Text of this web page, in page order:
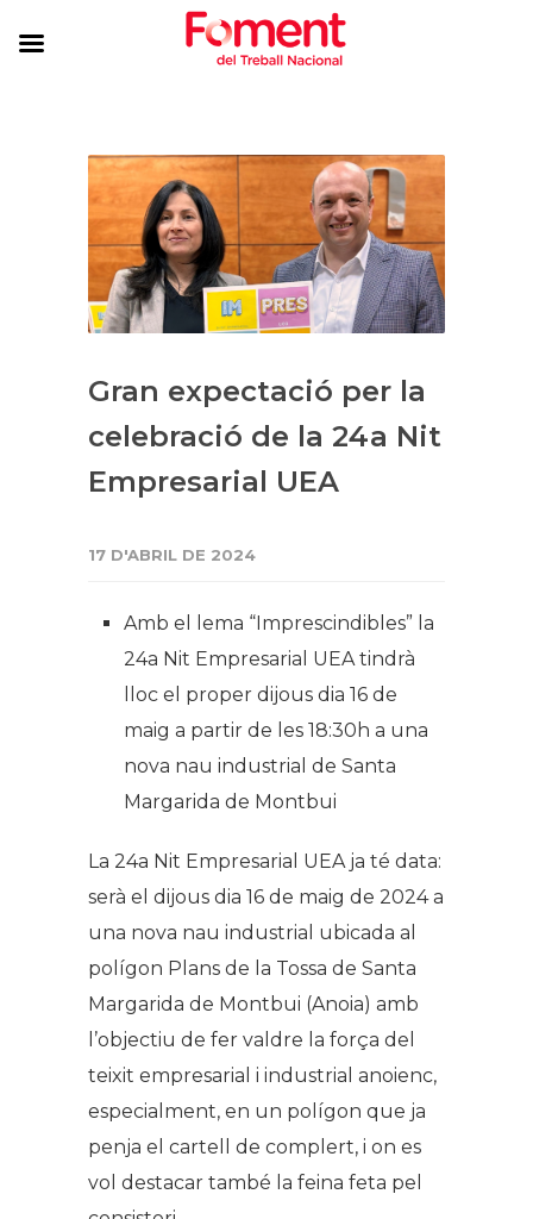
Gran expectació per la
celebració de la 24a Nit
Empresarial UEA
17 D'ABRIL DE 2024
Amb el lema “Imprescindibles” la
24a Nit Empresarial UEA tindrà
lloc el proper dijous dia 16 de
maig a partir de les 18:30h a una
nova nau industrial de Santa
Margarida de Montbui
La 24a Nit Empresarial UEA ja té data:
serà el dijous dia 16 de maig de 2024 a
una nova nau industrial ubicada al
polígon Plans de la Tossa de Santa
Margarida de Montbui (Anoia) amb
l’objectiu de fer valdre la força del
teixit empresarial i industrial anoienc,
especialment, en un polígon que ja
penja el cartell de complert, i on es
vol destacar també la feina feta pel